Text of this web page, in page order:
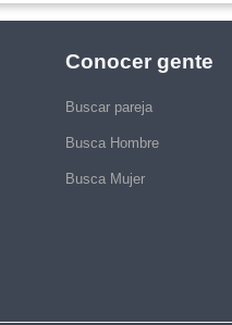
Conocer gente
Buscar pareja
Busca Hombre
Busca Mujer